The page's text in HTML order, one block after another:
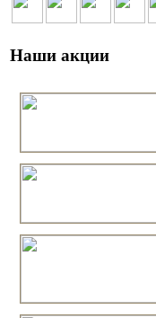
Наши акции